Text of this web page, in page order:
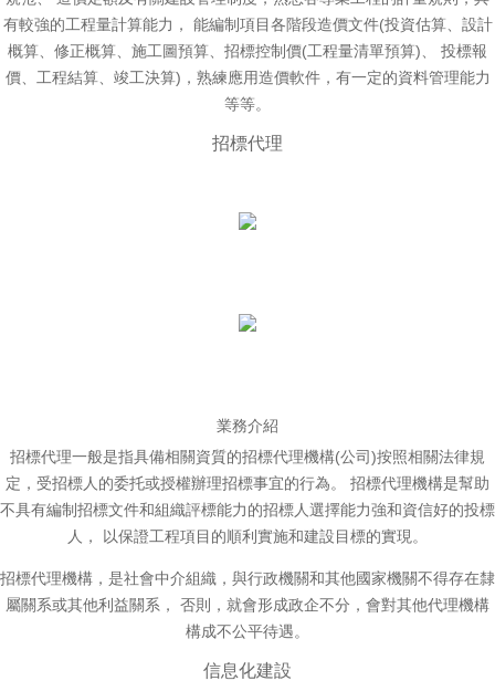
有較強的工程量計算能力， 能編制項目各階段造價文件(投資估算、設計
概算、修正概算、施工圖預算、招標控制價(工程量清單預算)、 投標報
價、工程結算、竣工決算)，熟練應用造價軟件，有一定的資料管理能力
等等。
招標代理
業務介紹
招標代理一般是指具備相關資質的招標代理機構(公司)按照相關法律規
定，受招標人的委托或授權辦理招標事宜的行為。 招標代理機構是幫助
不具有編制招標文件和組織評標能力的招標人選擇能力強和資信好的投標
人， 以保證工程項目的順利實施和建設目標的實現。
招標代理機構，是社會中介組織，與行政機關和其他國家機關不得存在隸
屬關系或其他利益關系， 否則，就會形成政企不分，會對其他代理機構
構成不公平待遇。
信息化建設